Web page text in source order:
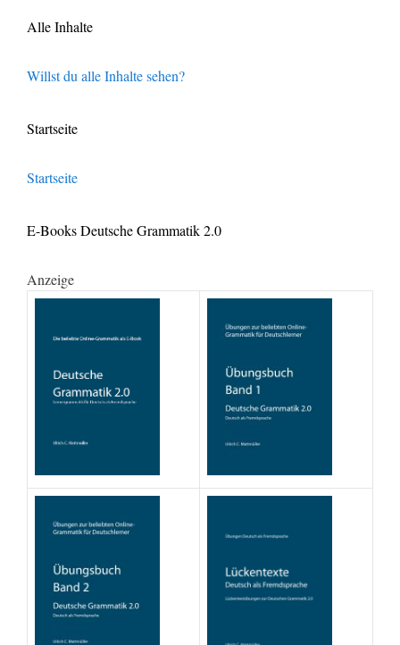
Alle Inhalte
Willst du alle Inhalte sehen?
Startseite
Startseite
E-Books Deutsche Grammatik 2.0
Anzeige